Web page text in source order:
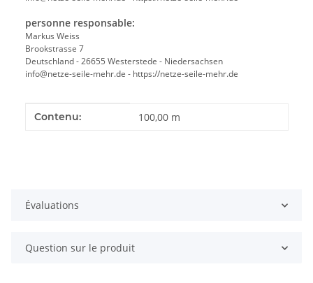
personne responsable:
Markus Weiss
Brookstrasse 7
Deutschland - 26655 Westerstede - Niedersachsen
info@netze-seile-mehr.de - https://netze-seile-mehr.de
#productDetails.itemInformation#
#productDetails.itemValue#
Contenu: 100,00 m
Évaluations
Question sur le produit